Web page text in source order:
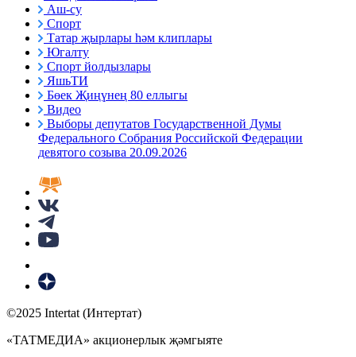
Аш-су
Спорт
Татар җырлары һәм клиплары
Югалту
Спорт йолдызлары
ЯшьТИ
Бөек Җиңүнең 80 еллыгы
Видео
Выборы депутатов Государственной Думы
Федерального Собрания Российской Федерации
девятого созыва 20.09.2026
©2025 Intertat (Интертат)
«ТАТМЕДИА» акционерлык җәмгыяте